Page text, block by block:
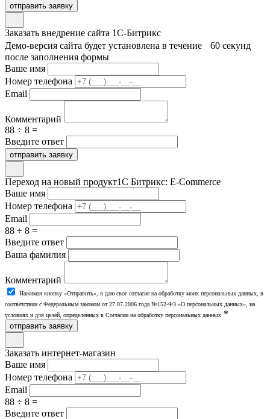
отправить заявку
Заказать внедрение сайта 1С-Битрикс
Демо-версия сайта будет установлена в течение 60 секунд
после заполнения формы
Ваше имя
Номер телефона
Email
Комментарий
88 ÷ 8 =
Введите ответ
отправить заявку
Переход на новый продукт1С Битрикс: E-Commerce
Ваше имя
Номер телефона
Email
88 ÷ 8 =
Введите ответ
Ваша фамилия
Комментарий
Нажимая кнопку «Отправить», я даю свое согласие на обработку моих персональных данных, в
соответствии с Федеральным законом от 27.07.2006 года №152-ФЗ «О персональных данных», на
условиях и для целей, определенных в Согласии на обработку персональных данных *
отправить заявку
Заказать интернет-магазин
Ваше имя
Номер телефона
Email
88 ÷ 8 =
Введите ответ